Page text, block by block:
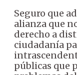
Seguro que
alianza que
derecho a
ciudadanía
públicas que